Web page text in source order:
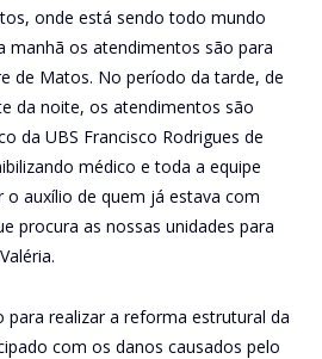
onde está sendo todo mundo
manhã os atendimentos são para
de Matos. No período da tarde, de
da noite, os atendimentos são
da UBS Francisco Rodrigues de
médico e toda a equipe
o auxílio de quem já estava com
procura as nossas unidades para
para realizar a reforma estrutural da
com os danos causados pelo